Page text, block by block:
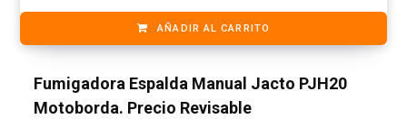
AÑADIR AL CARRITO
Fumigadora Espalda Manual Jacto PJH20
Motoborda. Precio Revisable